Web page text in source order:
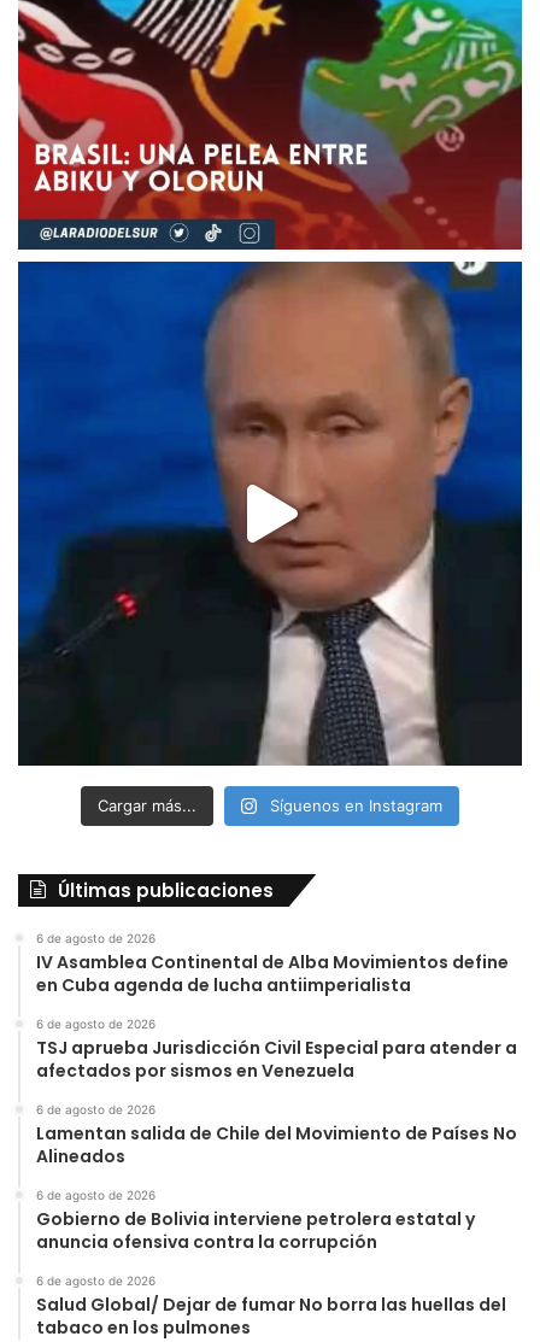
Cargar más... Síguenos en Instagram
Últimas publicaciones
6 de agosto de 2026
IV Asamblea Continental de Alba Movimientos define
en Cuba agenda de lucha antiimperialista
6 de agosto de 2026
TSJ aprueba Jurisdicción Civil Especial para atender a
afectados por sismos en Venezuela
6 de agosto de 2026
Lamentan salida de Chile del Movimiento de Países No
Alineados
6 de agosto de 2026
Gobierno de Bolivia interviene petrolera estatal y
anuncia ofensiva contra la corrupción
6 de agosto de 2026
Salud Global/ Dejar de fumar No borra las huellas del
tabaco en los pulmones